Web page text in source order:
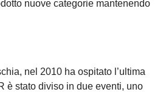
nuove categorie mantenendo
nel 2010 ha ospitato l’ultima
è stato diviso in due eventi, uno